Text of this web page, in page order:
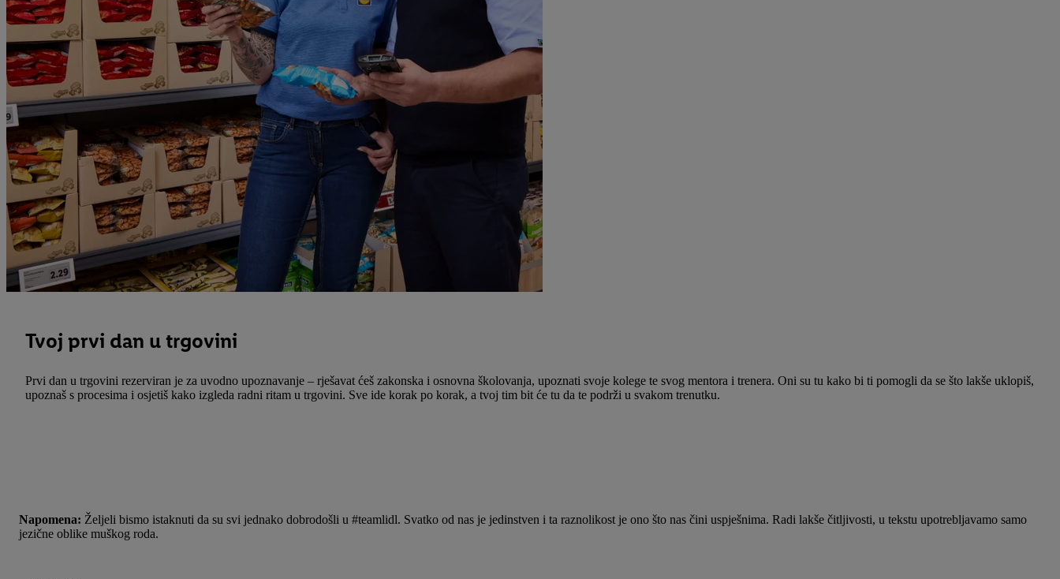
Tvoj prvi dan u trgovini
Prvi dan u trgovini rezerviran je za uvodno upoznavanje – rješavat ćeš zakonska i osnovna školovanja, upoznati svoje kolege te svog mentora i trenera. Oni su tu kako bi ti pomogli da se što lakše uklopiš,
upoznaš s procesima i osjetiš kako izgleda radni ritam u trgovini. Sve ide korak po korak, a tvoj tim bit će tu da te podrži u svakom trenutku.
Napomena: Željeli bismo istaknuti da su svi jednako dobrodošli u #teamlidl. Svatko od nas je jedinstven i ta raznolikost je ono što nas čini uspješnima. Radi lakše čitljivosti, u tekstu upotrebljavamo samo
jezične oblike muškog roda.